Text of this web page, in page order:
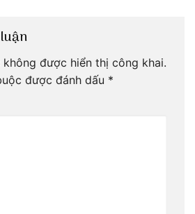
không được hiển thị công khai.
được đánh dấu *